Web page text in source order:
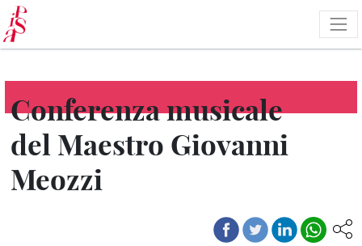
Skip
to
main
content
Conferenza musicale
del Maestro Giovanni
Meozzi